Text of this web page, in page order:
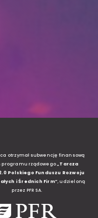
otrzymał subwencję finansową
programu rządowego„Tarcza
Polskiego Funduszu Rozwoju
i Średnich Firm”, udzieloną
przez PFR SA.